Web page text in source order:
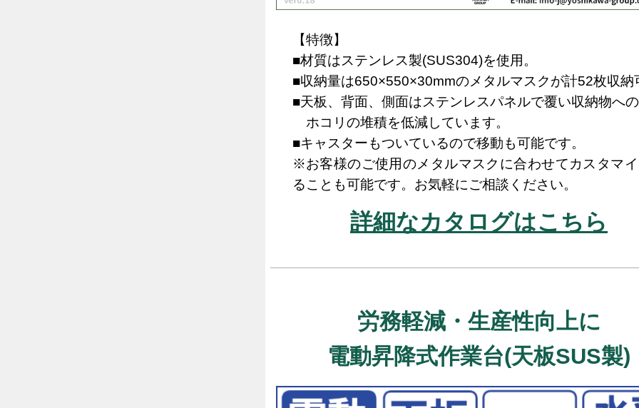
【特徴】
■材質はステンレス製(SUS304)を使用。
■収納量は650×550×30mmのメタルマスクが計52枚収納
■天板、背面、側面はステンレスパネルで覆い収納物への
ホコリの堆積を低減しています。
■キャスターもついているので移動も可能です。
※お客様のご使用のメタルマスクに合わせてカスタマ
ることも可能です。お気軽にご相談ください。
詳細なカタログはこちら
労務軽減・生産性向上に
電動昇降式作業台(天板SUS製)